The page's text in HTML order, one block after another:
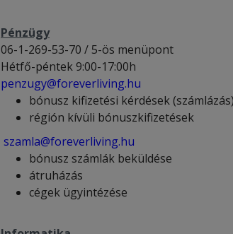
Pénzügy
06-1-269-53-70 / 5-ös menüpont
Hétfő-péntek 9:00-17:00h
penzugy@foreverliving.hu
bónusz kifizetési kérdések (számlázás)
régión kívüli bónuszkifizetések
szamla@foreverliving.hu
bónusz számlák beküldése
átruházás
cégek ügyintézése